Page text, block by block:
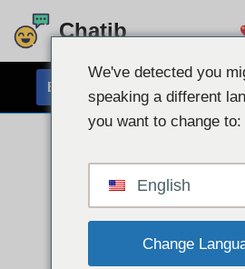
Preskoči
vsebino
Chatib
BREZPLAČEN KLEPET S
We've detected you
speaking a different
you want to change to:
English
Change